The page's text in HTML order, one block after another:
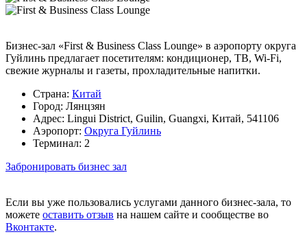
Бизнес-зал «First & Business Class Lounge» в аэропорту округа
Гуйлинь предлагает посетителям: кондиционер, ТВ, Wi-Fi,
свежие журналы и газеты, прохладительные напитки.
Страна: Китай
Город: Лянцзян
Адрес: Lingui District, Guilin, Guangxi, Китай, 541106
Аэропорт: Округа Гуйлинь
Терминал: 2
Забронировать бизнес зал
Если вы уже пользовались услугами данного бизнес-зала, то
можете оставить отзыв на нашем сайте и сообществе во
Вконтакте.